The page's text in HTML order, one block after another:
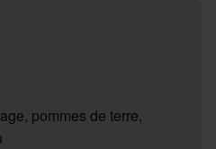
pommes de terre,